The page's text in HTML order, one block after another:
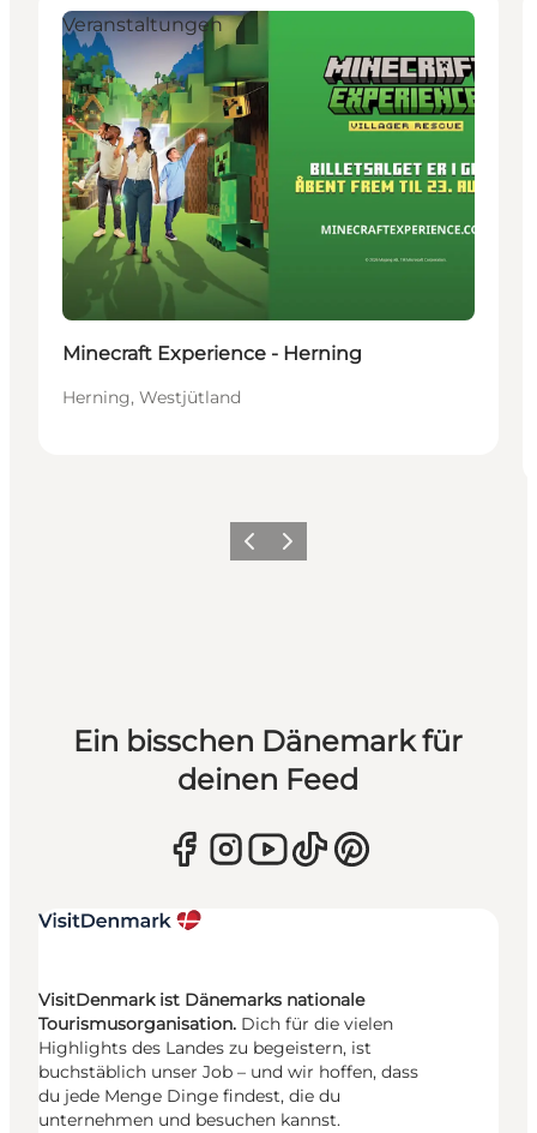
Veranstaltungen
Minecraft Experience - Herning
Herning, Westjütland
ZurückWeiter
Ein bisschen Dänemark für
deinen Feed
VisitDenmark ist Dänemarks nationale
Tourismusorganisation. Dich für die vielen
Highlights des Landes zu begeistern, ist
buchstäblich unser Job – und wir hoffen, dass
du jede Menge Dinge findest, die du
unternehmen und besuchen kannst.